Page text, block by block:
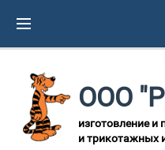
ООО
изготовление
и трикотажных